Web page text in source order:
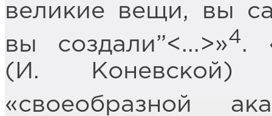
великие вещи, вы
вы создали”<...>»4.
(И.
«своеобразной